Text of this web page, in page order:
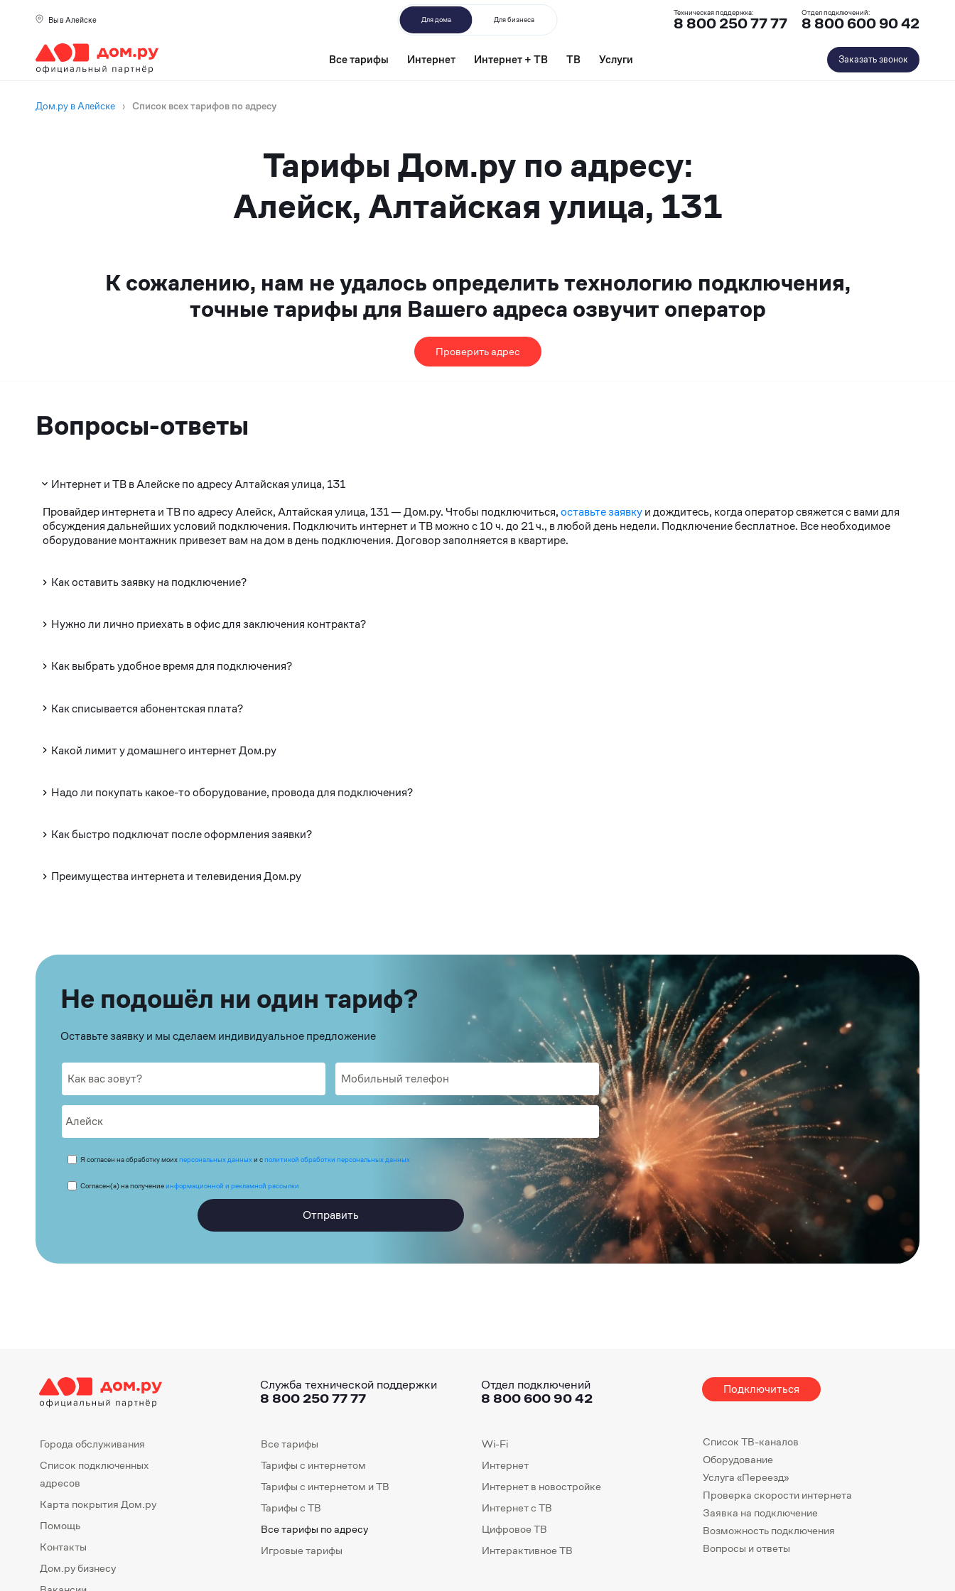
Вы в Алейске Для дома Для бизнеса
Техническая поддержка:
8 800 250 77 77
Отдел подключений:
8 800 600 90 42
Все тарифы Интернет Интернет + ТВ ТВ Услуги Заказать звонок
Дом.ру в Алейске › Список всех тарифов по адресу
Тарифы Дом.ру по адресу:
Алейск, Алтайская улица, 131
К сожалению, нам не удалось определить технологию подключения,
точные тарифы для Вашего адреса озвучит оператор
Проверить адрес
Вопросы-ответы
Интернет и ТВ в Алейске по адресу Алтайская улица, 131
Провайдер интернета и ТВ по адресу Алейск, Алтайская улица, 131 — Дом.ру. Чтобы подключиться,оставьте заявкуи дождитесь, когда оператор свяжется с вами для
обсуждения дальнейших условий подключения. Подключить интернет и ТВ можно с 10 ч. до 21 ч., в любой день недели. Подключение бесплатное. Все необходимое
оборудование монтажник привезет вам на дом в день подключения. Договор заполняется в квартире.
Как оставить заявку на подключение?
Нужно ли лично приехать в офис для заключения контракта?
Как выбрать удобное время для подключения?
Как списывается абонентская плата?
Какой лимит у домашнего интернет Дом.ру
Надо ли покупать какое-то оборудование, провода для подключения?
Как быстро подключат после оформления заявки?
Преимущества интернета и телевидения Дом.ру
Не подошёл ни один тариф?
Оставьте заявку и мы сделаем индивидуальное предложение
Я согласен на обработку моихперсональных данныхи сполитикой обработки персональных данных
Согласен(а) на получениеинформационной и рекламной рассылки
Отправить
Служба технической поддержки
8 800 250 77 77
Отдел подключений
8 800 600 90 42
Подключиться
Города обслуживания
Список подключенных
адресов
Карта покрытия Дом.ру
Помощь
Контакты
Дом.ру бизнесу
Все тарифы
Тарифы с интернетом
Тарифы с интернетом и ТВ
Тарифы с ТВ
Все тарифы по адресу
Игровые тарифы
Wi-Fi
Интернет
Интернет в новостройке
Интернет с ТВ
Цифровое ТВ
Интерактивное ТВ
Список ТВ-каналов
Оборудование
Услуга «Переезд»
Проверка скорости интернета
Заявка на подключение
Возможность подключения
Вопросы и ответы